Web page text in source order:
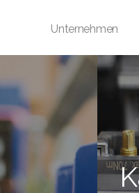
Unternehmen